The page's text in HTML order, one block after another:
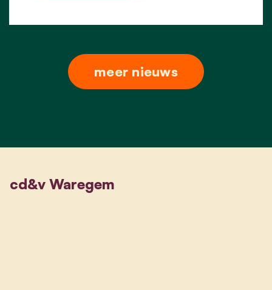
meer nieuws
cd&v Waregem